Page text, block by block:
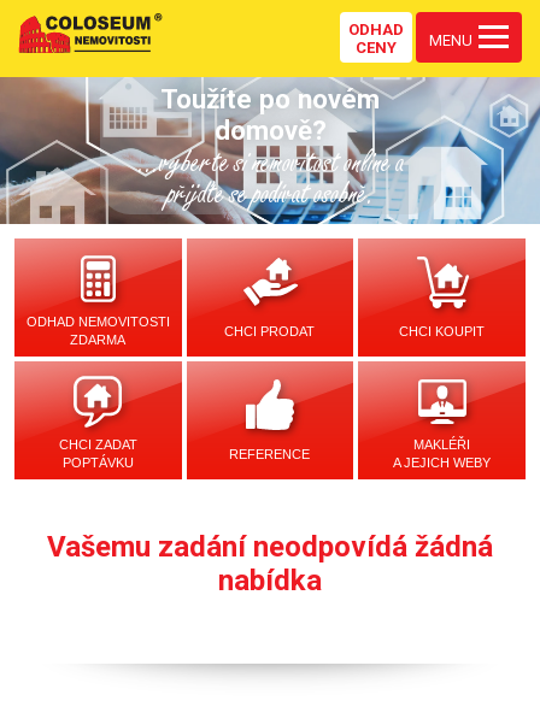
ODHAD
CENY
MENU
Toužíte po novém
domově?
...vyberte si nemovitost online a
přijďte se podívat osobně.
ODHAD NEMOVITOSTI
ZDARMA
CHCI PRODAT CHCI KOUPIT
CHCI ZADAT
POPTÁVKU
REFERENCE
MAKLÉŘI
A JEJICH WEBY
Vašemu zadání neodpovídá žádná
nabídka